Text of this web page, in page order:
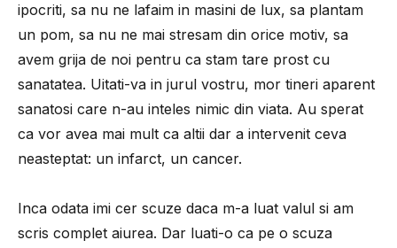
ipocriti, sa nu ne lafaim in masini de lux, sa plantam
un pom, sa nu ne mai stresam din orice motiv, sa
avem grija de noi pentru ca stam tare prost cu
sanatatea. Uitati-va in jurul vostru, mor tineri aparent
sanatosi care n-au inteles nimic din viata. Au sperat
ca vor avea mai mult ca altii dar a intervenit ceva
neasteptat: un infarct, un cancer.
Inca odata imi cer scuze daca m-a luat valul si am
scris complet aiurea. Dar luati-o ca pe o scuza